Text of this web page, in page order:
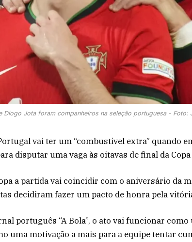
Diogo Jota foram companheiros na seleção portuguesa -
vai ter um “combustível extra” quando
disputar uma vaga às oitavas de final da
a partida vai coincidir com o aniversário da
decidiram fazer um pacto de honra pela
português “A Bola”, o ato vai funcionar
uma motivação a mais para a equipe tentar